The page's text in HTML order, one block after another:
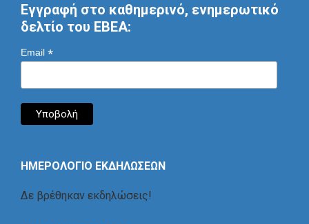
Εγγραφή στο καθημερινό, ενημερωτικό
δελτίο του ΕΒΕΑ:
Email *
ΗΜΕΡΟΛΟΓΙΟ ΕΚΔΗΛΩΣΕΩΝ
Δε βρέθηκαν εκδηλώσεις!